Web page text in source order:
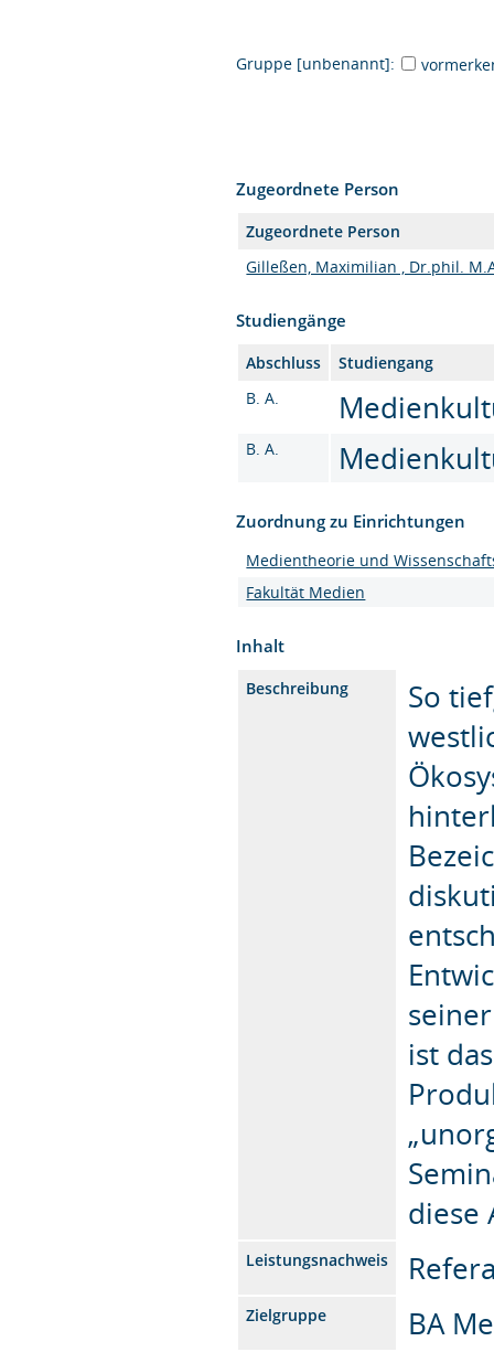
Gruppe [unbenannt]:
Zugeordnete Person
Zugeordnete Person
Gilleßen, Maximilian , Dr.phil.
Studiengänge
Abschluss
Studiengang
B. A.
B. A.
Zuordnung zu Einrichtungen
Medientheorie und
Fakultät Medien
Inhalt
Beschreibung
So
ist
diese
Leistungsnachweis
Zielgruppe BA